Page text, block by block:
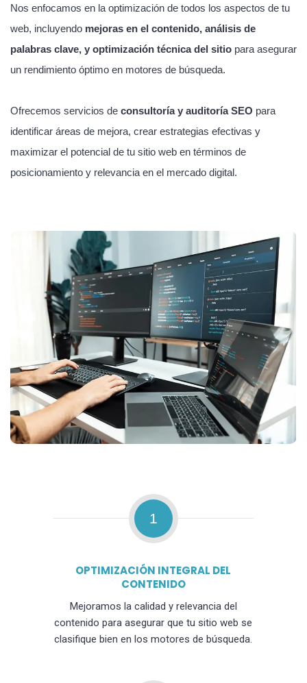
Nos enfocamos en la optimización de todos los aspectos de tu
web, incluyendo mejoras en el contenido, análisis de
palabras clave, y optimización técnica del sitio para asegurar
un rendimiento óptimo en motores de búsqueda.
Ofrecemos servicios de consultoría y auditoría SEO para
identificar áreas de mejora, crear estrategias efectivas y
maximizar el potencial de tu sitio web en términos de
posicionamiento y relevancia en el mercado digital.
1
OPTIMIZACIÓN INTEGRAL DEL
CONTENIDO
Mejoramos la calidad y relevancia del
contenido para asegurar que tu sitio web se
clasifique bien en los motores de búsqueda.